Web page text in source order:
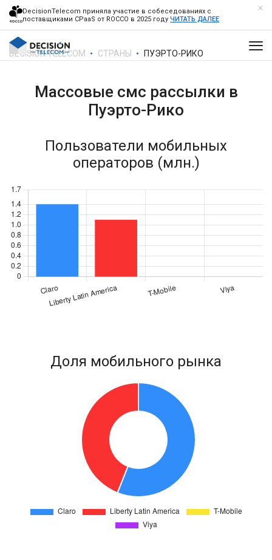
DecisionTelecom приняла участие в собеседованиях с
поставщиками CPaaS от ROCCO в 2025 году ЧИТАТЬ ДАЛЕЕ
DECISION TELECOM СТРАНЫ ПУЭРТО-РИКО
Массовые смс рассылки в
Пуэрто-Рико
Пользователи мобильных
операторов (млн.)
Доля мобильного рынка